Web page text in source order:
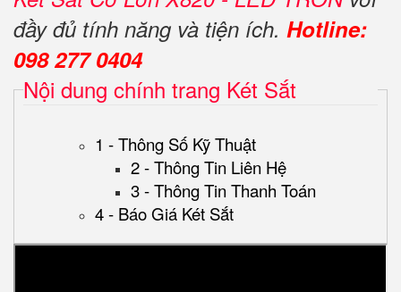
đầy đủ tính năng và tiện ích. Hotline:
098 277 0404
Nội dung chính trang Két Sắt
1 - Thông Số Kỹ Thuật
2 - Thông Tin Liên Hệ
3 - Thông Tin Thanh Toán
4 - Báo Giá Két Sắt